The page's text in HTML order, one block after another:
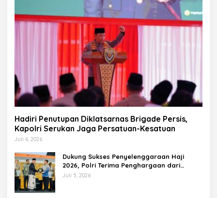
Hadiri Penutupan Diklatsarnas Brigade Persis,
Kapolri Serukan Jaga Persatuan-Kesatuan
Juli 6, 2026
Dukung Sukses Penyelenggaraan Haji
2026, Polri Terima Penghargaan dari
Kemenhaj dan Umrah
Juli 5, 2026